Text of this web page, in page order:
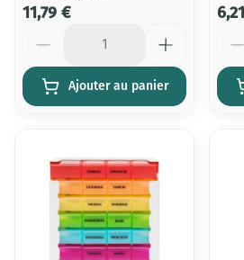
11,79 €
Ajouter au panier